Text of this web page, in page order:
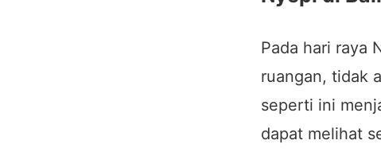
Pada hari raya
ruangan, tidak
seperti ini
dapat melihat